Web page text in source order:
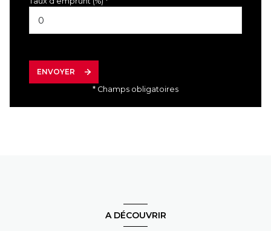
ENVOYER
* Champs obligatoires
A DÉCOUVRIR